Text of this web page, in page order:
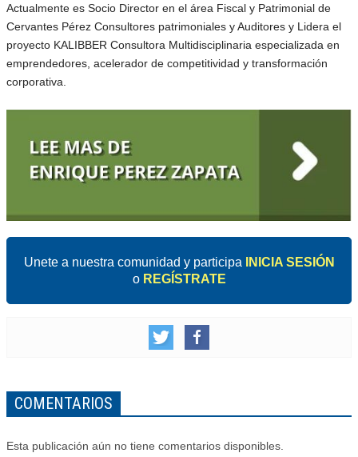
Actualmente es Socio Director en el área Fiscal y Patrimonial de
Cervantes Pérez Consultores patrimoniales y Auditores y Lidera el
proyecto KALIBBER Consultora Multidisciplinaria especializada en
emprendedores, acelerador de competitividad y transformación
corporativa.
Unete a nuestra comunidad y participa
INICIA SESIÓN
o REGÍSTRATE
COMENTARIOS
Esta publicación aún no tiene comentarios disponibles.